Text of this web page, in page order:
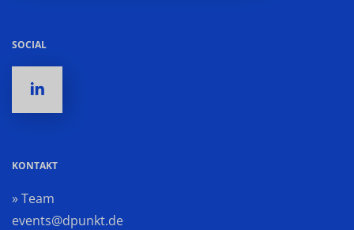
SOCIAL
KONTAKT
» Team
events@dpunkt.de